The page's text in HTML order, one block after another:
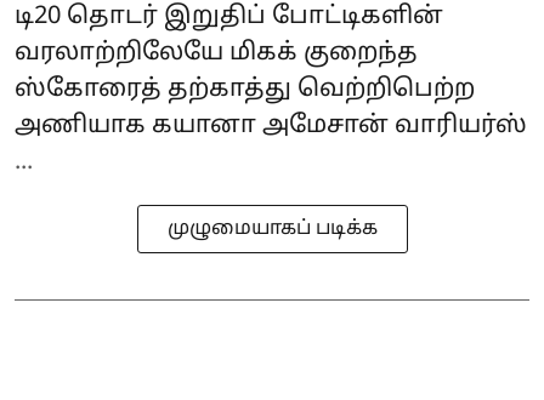
டி20 தொடர் இறுதிப் போட்டிகளின்
வரலாற்றிலேயே மிகக் குறைந்த
ஸ்கோரைத் தற்காத்து வெற்றிபெற்ற
அணியாக கயானா அமேசான் வாரியர்ஸ்
...
முழுமையாகப் படிக்க